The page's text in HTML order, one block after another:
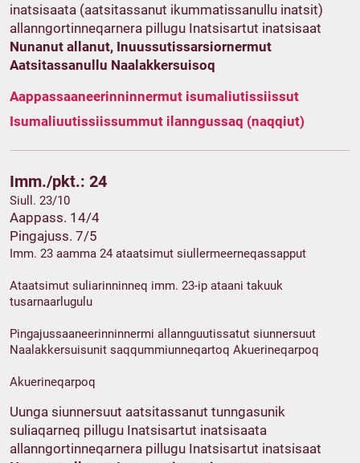
inatsisaata (aatsitassanut ikummatissanullu inatsit)
allanngortinneqarnera pillugu Inatsisartut inatsisaat
Nunanut allanut, Inuussutissarsiornermut
Aatsitassanullu Naalakkersuisoq
Aappassaaneerinninnermut isumaliutissiissut
Isumaliuutissiissummut ilanngussaq (naqqiut)
Imm./pkt.: 24
Siull. 23/10
Aappass. 14/4
Pingajuss. 7/5
Imm. 23 aamma 24 ataatsimut siullermeerneqassapput
Ataatsimut suliarinninneq imm. 23-ip ataani takuuk
tusarnaarlugulu
Pingajussaaneerinninnermi allannguutissatut siunnersuut
Naalakkersuisunit saqqummiunneqartoq Akuerineqarpoq
Akuerineqarpoq
Uunga siunnersuut aatsitassanut tunngasunik
suliaqarneq pillugu Inatsisartut inatsisaata
allanngortinneqarnera pillugu Inatsisartut inatsisaat